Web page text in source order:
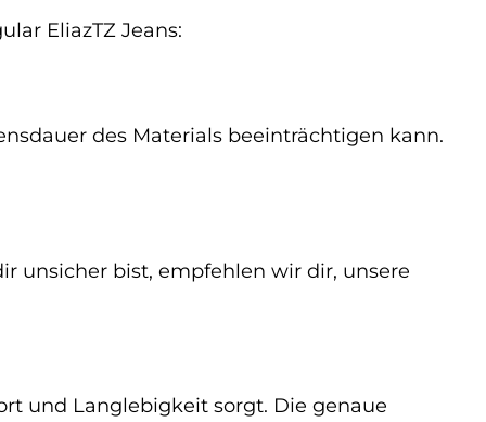
EliazTZ Jeans:
des Materials beeinträchtigen kann.
unsicher bist, empfehlen wir dir, unsere
und Langlebigkeit sorgt. Die genaue